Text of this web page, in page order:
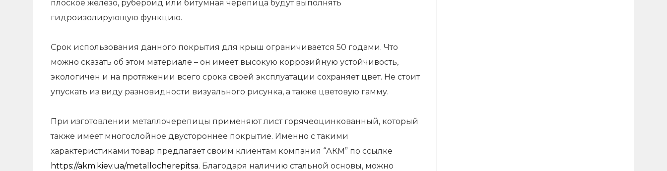
плоское железо, рубероид или битумная черепица будут выполнять
гидроизолирующую функцию.
Срок использования данного покрытия для крыш ограничивается 50 годами. Что
можно сказать об этом материале – он имеет высокую коррозийную устойчивость,
экологичен и на протяжении всего срока своей эксплуатации сохраняет цвет. Не стоит
упускать из виду разновидности визуального рисунка, а также цветовую гамму.
При изготовлении металлочерепицы применяют лист горячеоцинкованный, который
также имеет многослойное двустороннее покрытие. Именно с такими
характеристиками товар предлагает своим клиентам компания “АКМ” по ссылке
https://akm.kiev.ua/metallocherepitsa. Благодаря наличию стальной основы, можно